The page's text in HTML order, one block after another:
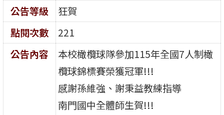
公告等級
狂賀
點閱次數
221
公告內容
本校橄欖球隊參加115年全國7人制橄
欖球錦標賽榮獲冠軍!!!
感謝孫維強、謝秉益教練指導
南門國中全體師生賀!!!